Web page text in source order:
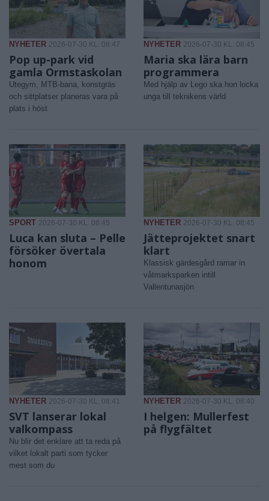
NYHETER 2026-07-30 KL. 08:47
Pop up-park vid
gamla Ormstaskolan
Utegym, MTB-bana, konstgräs
och sittplatser planeras vara på
plats i höst
NYHETER 2026-07-30 KL. 08:45
Maria ska lära barn
programmera
Med hjälp av Lego ska hon locka
unga till teknikens värld
SPORT 2026-07-30 KL. 08:45
Luca kan sluta – Pelle
försöker övertala
honom
NYHETER 2026-07-30 KL. 08:45
Jätteprojektet snart
klart
Klassisk gärdesgård ramar in
våtmarksparken intill
Vallentunasjön
NYHETER 2026-07-30 KL. 08:41
SVT lanserar lokal
valkompass
Nu blir det enklare att ta reda på
vilket lokalt parti som tycker
mest som du
NYHETER 2026-07-30 KL. 08:40
I helgen: Mullerfest
på flygfältet